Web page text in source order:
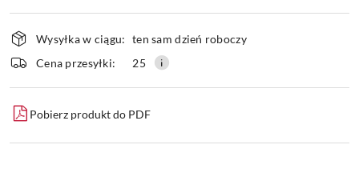
Wyślij
Dostępność
i
dostawa
Wysyłka w ciągu: ten sam dzień roboczy
Cena przesyłki:
25
Pobierz produkt do PDF